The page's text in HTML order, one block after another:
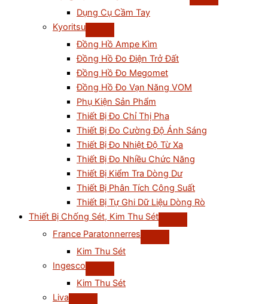
Dụng Cụ Cầm Tay
Kyoritsu
Đồng Hồ Ampe Kìm
Đồng Hồ Đo Điện Trở Đất
Đồng Hồ Đo Megomet
Đồng Hồ Đo Vạn Năng VOM
Phụ Kiện Sản Phẩm
Thiết Bị Đo Chỉ Thị Pha
Thiết Bị Đo Cường Độ Ánh Sáng
Thiết Bị Đo Nhiệt Độ Từ Xa
Thiết Bị Đo Nhiều Chức Năng
Thiết Bị Kiểm Tra Dòng Dư
Thiết Bị Phân Tích Công Suất
Thiết Bị Tự Ghi Dữ Liệu Dòng Rò
Thiết Bị Chống Sét, Kim Thu Sét
France Paratonnerres
Kim Thu Sét
Ingesco
Kim Thu Sét
Liva